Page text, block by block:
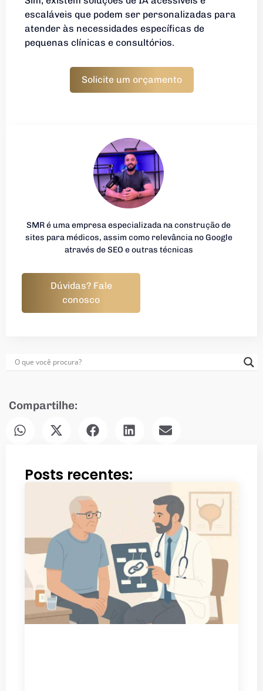
escaláveis que podem ser personalizadas para
atender às necessidades específicas de
pequenas clínicas e consultórios.
Solicite um orçamento
SMR é uma empresa especializada na construção de
sites para médicos, assim como relevância no Google
através de SEO e outras técnicas
Dúvidas? Fale
conosco
Compartilhe:
Posts recentes: